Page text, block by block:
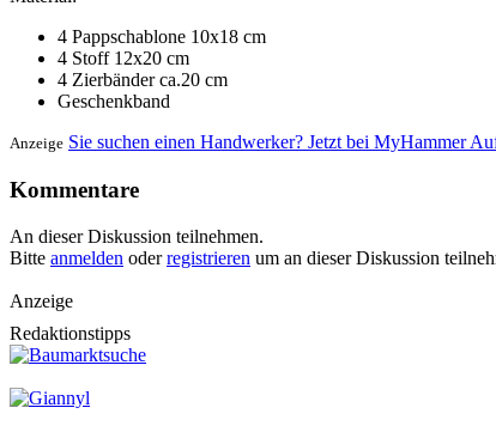
4 Pappschablone 10x18 cm
4 Stoff 12x20 cm
4 Zierbänder ca.20 cm
Geschenkband
Anzeige Sie suchen einen Handwerker? Jetzt bei MyHammer
Kommentare
An dieser Diskussion teilnehmen.
Bitte anmelden oderregistrieren um an dieser Diskussion
Anzeige
Redaktionstipps